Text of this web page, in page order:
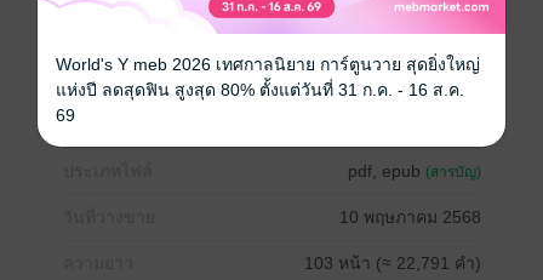
ซีรีส์
pdf, epub (สารบัญ)
10 พฤษภาคม 2568
103 หน้า (≈ 22,791 คำ)
World's Y meb 2026 เทศกาลนิยาย การ์ตูนวาย สุดยิ่งใหญ่
แห่งปี ลดสุดฟิน สูงสุด 80% ตั้งแต่วันที่ 31 ก.ค. - 16 ส.ค.
69